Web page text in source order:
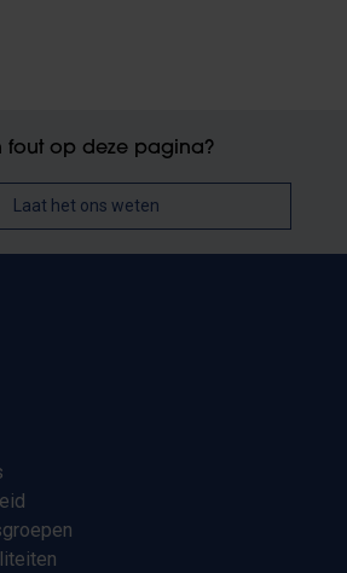
fout op deze pagina?
Laat het ons weten